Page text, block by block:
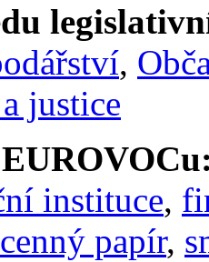
,
justice
instituce,
papír,